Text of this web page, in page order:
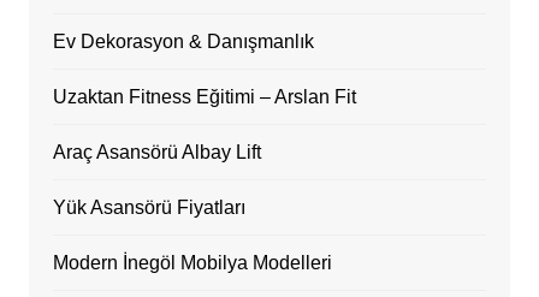
Ev Dekorasyon & Danışmanlık
Uzaktan Fitness Eğitimi – Arslan Fit
Araç Asansörü Albay Lift
Yük Asansörü Fiyatları
Modern İnegöl Mobilya Modelleri